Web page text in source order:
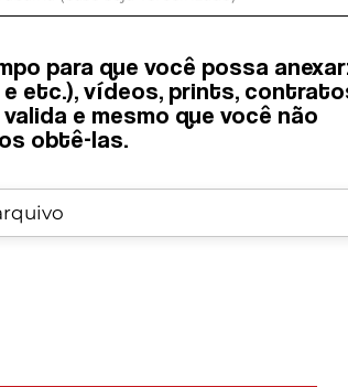
para que você possa
e etc.), vídeos, prints,
valida e mesmo que você não
obtê-las.
arquivo
para que você possa
etc.), vídeos, prints,
e mesmo que você não
obtê-las.